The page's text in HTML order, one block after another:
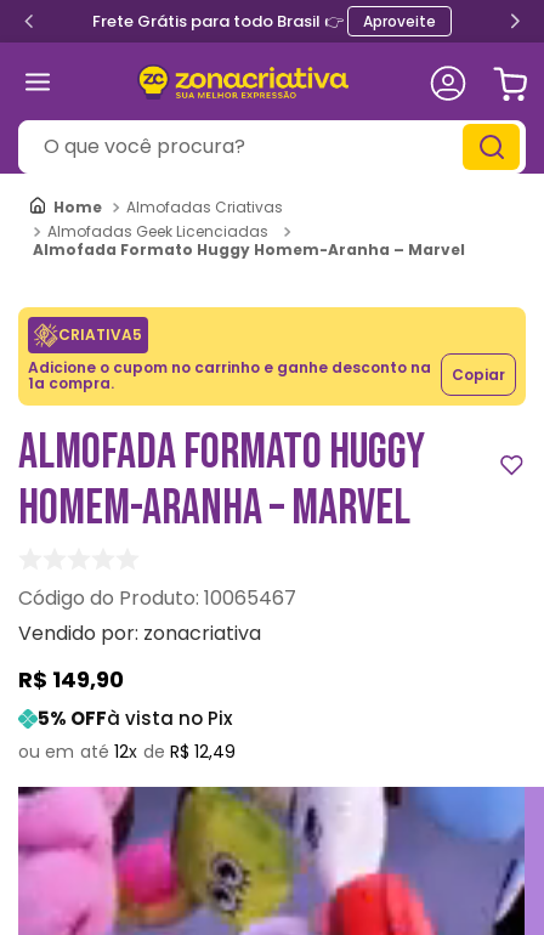
Ganhe 5% de desconto no PIX
O que você procura?
Almofadas Criativas
Almofadas Geek Licenciadas
Almofada Formato Huggy Homem-Aranha – Marvel
CRIATIVA5
Adicione o cupom no carrinho e ganhe desconto na
1a compra. Copiar
ALMOFADA FORMATO HUGGY
HOMEM-ARANHA – MARVEL
: 10065467
Vendido por: zonacriativa
R$ 149,90
5% OFFà vista no Pix
12 R$ 12,49